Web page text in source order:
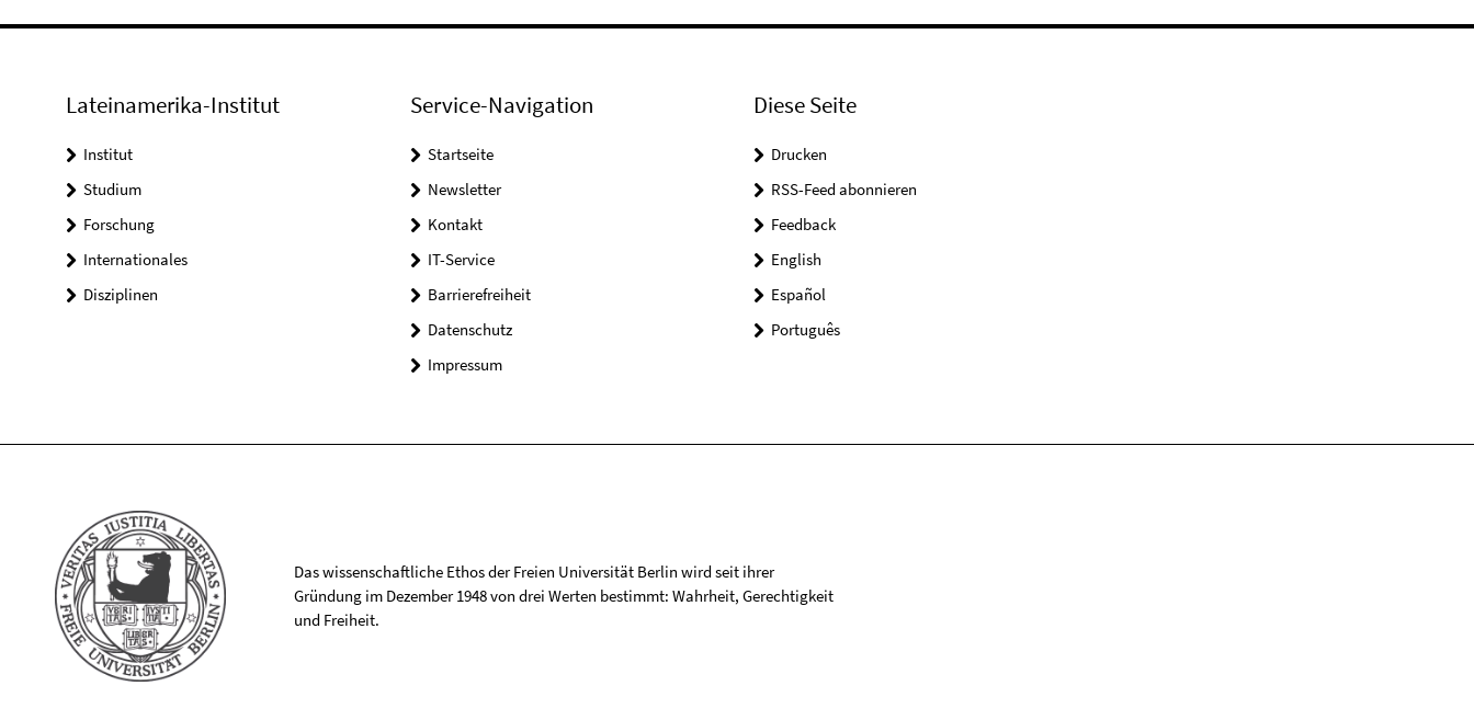
Lateinamerika-Institut
Institut
Studium
Forschung
Internationales
Disziplinen
Service-Navigation
Startseite
Newsletter
Kontakt
IT-Service
Barrierefreiheit
Datenschutz
Impressum
Diese Seite
Drucken
RSS-Feed abonnieren
Feedback
English
Español
Português
Das wissenschaftliche Ethos der Freien Universität Berlin wird seit ihrer
Gründung im Dezember 1948 von drei Werten bestimmt: Wahrheit, Gerechtigkeit
und Freiheit.